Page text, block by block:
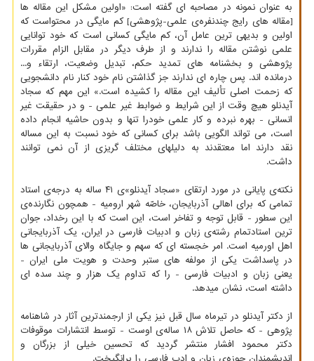
به عنوان نمونه در مصاحبه ای گفته است: «اولین مشکل این مقاله ها
[مقاله های رایج چندنفره‌ی علمی-پژوهشی] کم مایگی در محتواست که
اولین و بدیهی ترین عامل آن، کم مایگی کسانی است که خود توانایی
علمی نوشتن مقاله را ندارند و از طرف دیگر در مقابل الزام مقررات
پژوهشی و بخشنامه های تمدید حکم، تبدیل وضعیت، ارتقاء و...
درمانده اند. پس چاره ای ندارند جز گذاشتن نام خود کنار نام دانشجویی
که زحمت اصلی تألیف این مقاله را کشیده است.» این مهم که سجاد
آیدنلو هیچ وقت از این شرایط و ضوابط غیر علمی - و در حقیقت غیر
انسانی - بهره نبرده و کار علمی خودرا تنها و بدون حاشیه انجام داده
است، می تواند الگویی باشد برای کسانی که خود نسبت به این مساله
نقد دارند اما معتقدند به دلیلهای مختلف گریزی از آن نمی توانند
داشت.
نکته‌ی پایانی در مورد ارتقای «سجاد آیدنلو»ی ۴۱ ساله به درجه‌ی استاد
تمامی که برای اهالی آذربایجان، خاصّه شهر ارومیه - همچون نگارنده‌ی
این سطور - قابل توجه و تفاخر است، این است که با این رخداد، جوان
ترین استادتمام رشته‌ی زبان و ادبیات فارسی در ایران، یک آذربایجانی
اهل اورمیه است. امر خجسته ای که سهم و جایگاه والای آذربایجانی ها
در پاسداشت یکی از مولفه های ستبر وحدت و هویت ملی ایران -
یعنی زبان و ادبیات فارسی - را که تداوم یک هزار و چند سده ای
داشته است، نشان میدهد.
از دکتر آیدنلو در تیرماه سال قبل نیز یکی از ارجمندترین آثار در شاهنامه
پژوهی - که حاصل تلاش ۱۸ ساله‌ی اوست - توسط انتشارات موقوفات
دکتر محمود افشار منتشر گردید که تحسین خیلی از بزرگان و